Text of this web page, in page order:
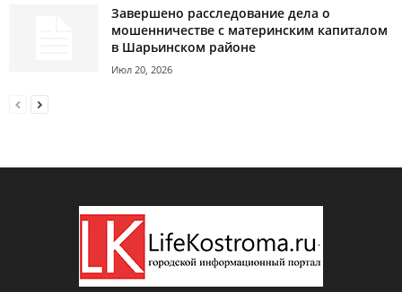
Завершено расследование дела о
мошенничестве с материнским капиталом
в Шарьинском районе
Июл 20, 2026